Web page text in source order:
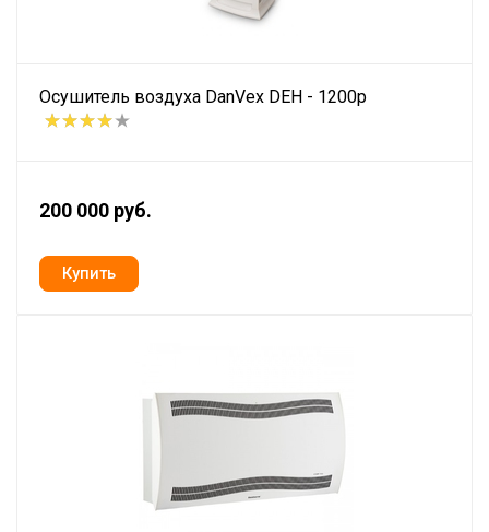
Осушитель воздуха DanVex DEH - 1200p
200 000 руб.